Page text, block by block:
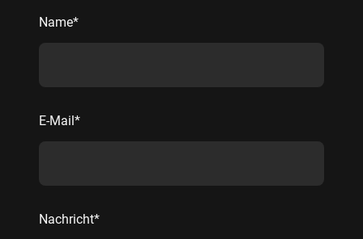
Name*
E-Mail*
Nachricht*